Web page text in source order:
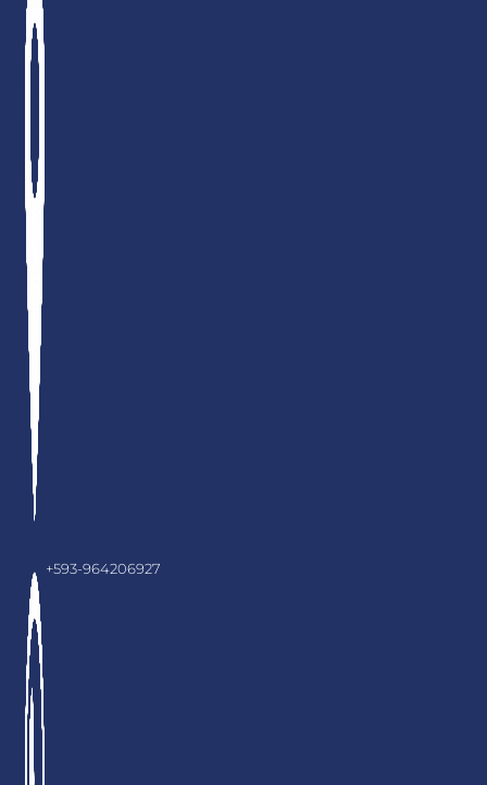
+593-964206927